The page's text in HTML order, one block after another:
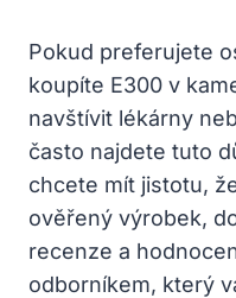
Pokud preferujete
koupíte E300 v
navštívit lékárny
často najdete tuto
chcete mít jistotu,
ověřený výrobek,
recenze a
odborníkem, který